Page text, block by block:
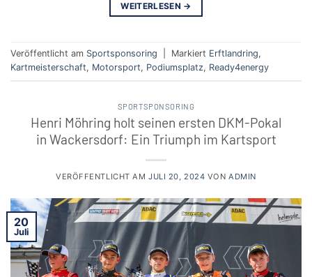
WEITERLESEN →
Veröffentlicht am Sportsponsoring Markiert Erftlandring,
Kartmeisterschaft, Motorsport, Podiumsplatz, Ready4energy
SPORTSPONSORING
Henri Möhring holt seinen ersten DKM-Pokal
in Wackersdorf: Ein Triumph im Kartsport
VERÖFFENTLICHT AMJULI 20, 2024 VONADMIN
20
Juli